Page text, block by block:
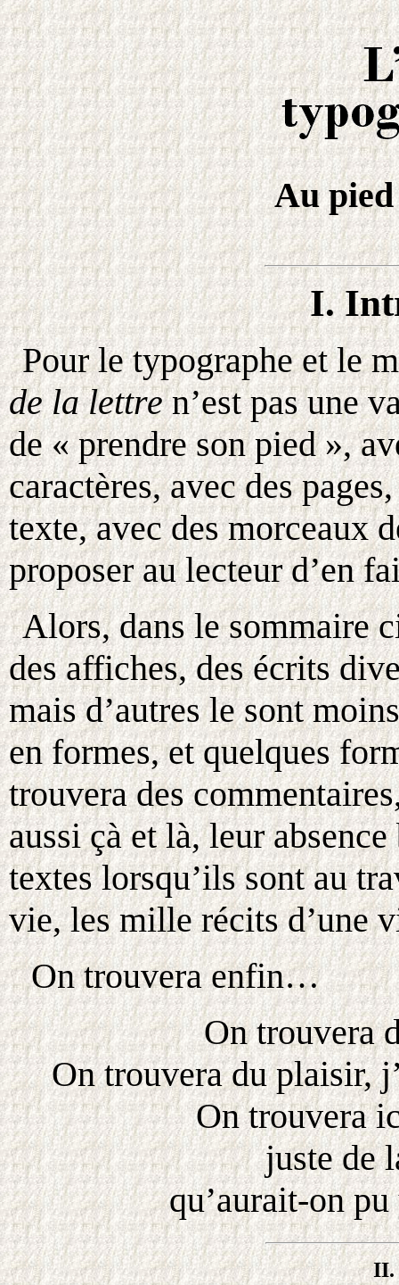
Au
I.
Pour le typographe et le
de la lettren’est pas une
de « prendre son pied »,
caractères, avec des
texte, avec des morceaux
proposer au lecteur d’en
Alors, dans le sommaire
des affiches, des écrits
mais d’autres le sont
en formes, et quelques
trouvera des
aussi çà et là, leur
textes lorsqu’ils sont au
vie, les mille récits d’une
On trouvera enfin…
On trouvera
On trouvera du plaisir,
On trouvera
juste de
qu’aurait-on
II.